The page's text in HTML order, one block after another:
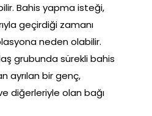
Bahis yapma isteği,
geçirdiği zamanı
neden olabilir.
grubunda sürekli bahis
ayrılan bir genç,
diğerleriyle olan bağı